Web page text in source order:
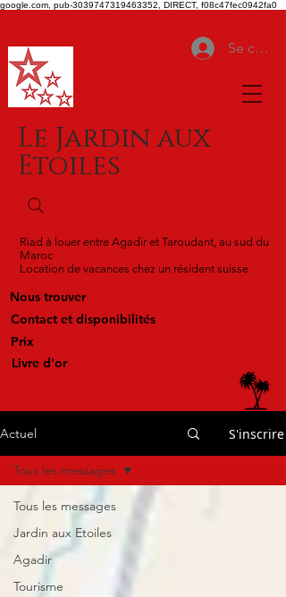
google.com, pub-3039747319463352, DIRECT, f08c47fec0942fa0
Se
Le Jardin aux
Etoiles
Riad à louer entre Agadir et Taroudant, au sud du
Maroc
Location de vacances chez un résident suisse
Nous trouver
Contact et disponibilités
Prix
Livre d'or
Actuel S'inscrire
Tous les messages
Jardin aux Etoiles
Agadir
Tourisme
Tous les messages